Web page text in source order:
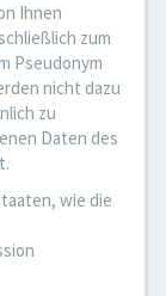
Ihnen
zum
Pseudonym
nicht dazu
zu
Daten des
wie die